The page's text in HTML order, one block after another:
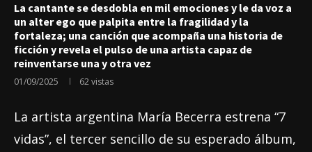
La cantante se desdobla en mil emociones y le da voz a
un alter ego que palpita entre la fragilidad y la
fortaleza; una canción que acompaña una historia de
ficción y revela el pulso de una artista capaz de
reinventarse una y otra vez
01/09/2025 62vistas
La artista argentina María Becerra estrena “7
vidas”, el tercer sencillo de su esperado álbum,